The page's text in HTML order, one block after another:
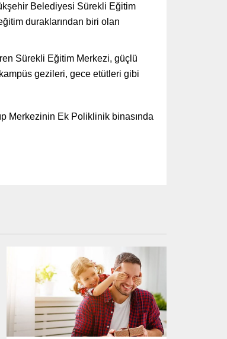
Belediyesi Sürekli Eğitim
duraklarından biri olan
Sürekli Eğitim Merkezi, güçlü
gezileri, gece etütleri gibi
Merkezinin Ek Poliklinik binasında